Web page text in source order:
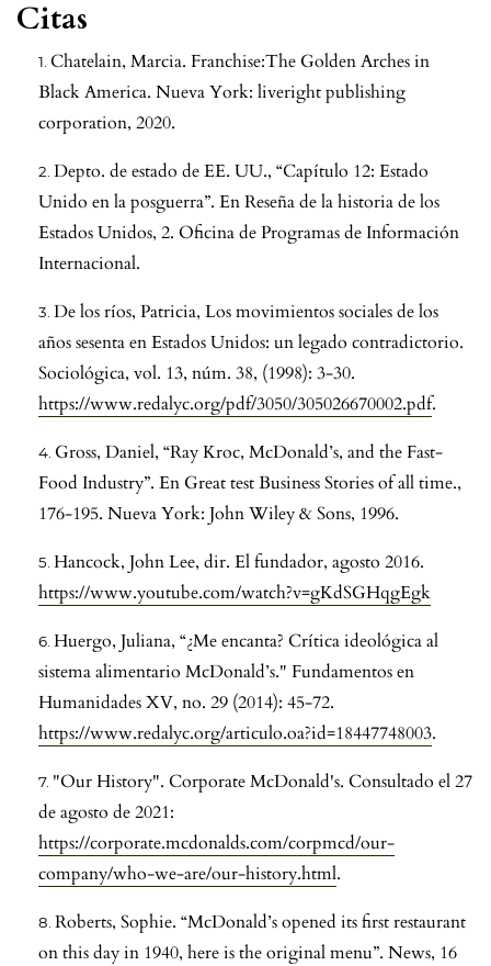
Citas
Chatelain, Marcia. Franchise:The Golden Arches in
Black America. Nueva York: liveright publishing
corporation, 2020.
Depto. de estado de EE. UU., “Capítulo 12: Estado
Unido en la posguerra”. En Reseña de la historia de los
Estados Unidos, 2. Oficina de Programas de Información
Internacional.
De los ríos, Patricia, Los movimientos sociales de los
años sesenta en Estados Unidos: un legado contradictorio.
Sociológica, vol. 13, núm. 38, (1998): 3-30.
https://www.redalyc.org/pdf/3050/305026670002.pdf.
Gross, Daniel, “Ray Kroc, McDonald’s, and the Fast-
Food Industry”. En Great test Business Stories of all time.,
176-195. Nueva York: John Wiley & Sons, 1996.
Hancock, John Lee, dir. El fundador, agosto 2016.
https://www.youtube.com/watch?v=gKdSGHqgEgk
Huergo, Juliana, “¿Me encanta? Crítica ideológica al
sistema alimentario McDonald’s." Fundamentos en
Humanidades XV, no. 29 (2014): 45-72.
https://www.redalyc.org/articulo.oa?id=18447748003.
"Our History". Corporate McDonald's. Consultado el 27
de agosto de 2021:
https://corporate.mcdonalds.com/corpmcd/our-
company/who-we-are/our-history.html.
Roberts, Sophie. “McDonald’s opened its first restaurant
on this day in 1940, here is the original menu”. News, 16